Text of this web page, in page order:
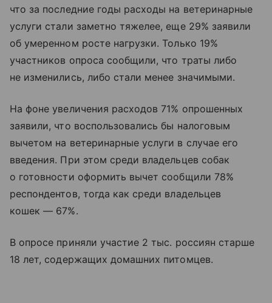
что за последние годы расходы на ветеринарные
услуги стали заметно тяжелее, еще 29% заявили
об умеренном росте нагрузки. Только 19%
участников опроса сообщили, что траты либо
не изменились, либо стали менее значимыми.
На фоне увеличения расходов 71% опрошенных
заявили, что воспользовались бы налоговым
вычетом на ветеринарные услуги в случае его
введения. При этом среди владельцев собак
о готовности оформить вычет сообщили 78%
респондентов, тогда как среди владельцев
кошек — 67%.
В опросе приняли участие 2 тыс. россиян старше
18 лет, содержащих домашних питомцев.